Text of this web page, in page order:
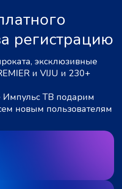
регистрацию
эксклюзивные
и VIJU и 230+
Импульс ТВ подарим
новым пользователям